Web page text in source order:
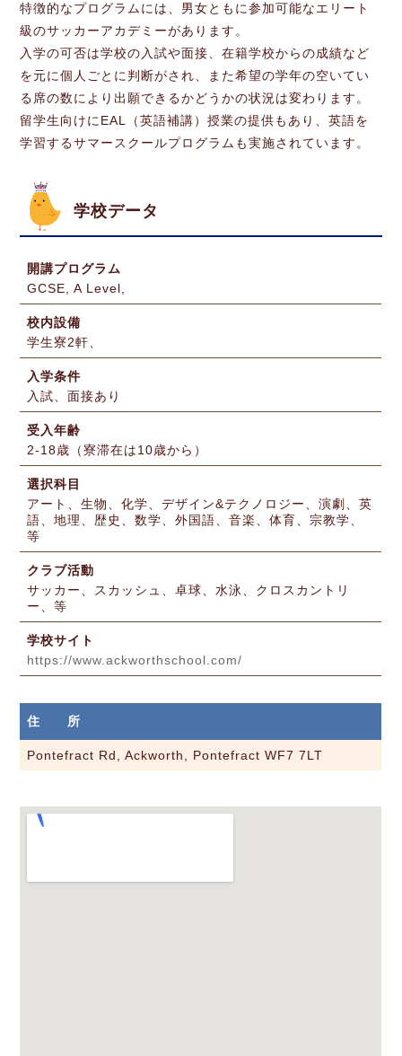
特徴的なプログラムには、男女ともに参加可能なエリート
級のサッカーアカデミーがあります。
入学の可否は学校の入試や面接、在籍学校からの成績など
を元に個人ごとに判断がされ、また希望の学年の空いてい
る席の数により出願できるかどうかの状況は変わります。
留学生向けにEAL（英語補講）授業の提供もあり、英語を
学習するサマースクールプログラムも実施されています。
学校データ
開講プログラム
GCSE, A Level,
校内設備
学生寮2軒、
入学条件
入試、面接あり
受入年齢
2-18歳（寮滞在は10歳から）
選択科目
アート、生物、化学、デザイン&テクノロジー、演劇、英
語、地理、歴史、数学、外国語、音楽、体育、宗教学、
等
クラブ活動
サッカー、スカッシュ、卓球、水泳、クロスカントリ
ー、等
学校サイト
https://www.ackworthschool.com/
住 所
Pontefract Rd, Ackworth, Pontefract WF7 7LT